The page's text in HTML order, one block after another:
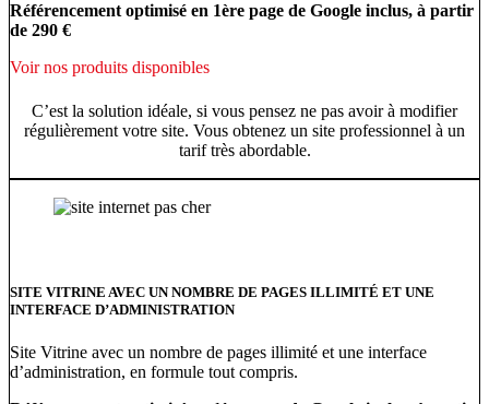
Référencement optimisé en 1ère page de Google inclus, à partir
de 290 €
Voir nos produits disponibles
C’est la solution idéale, si vous pensez ne pas avoir à modifier
régulièrement votre site. Vous obtenez un site professionnel à un
tarif très abordable.
SITE VITRINE AVEC UN NOMBRE DE PAGES ILLIMITÉ ET UNE
INTERFACE D’ADMINISTRATION
Site Vitrine avec un nombre de pages illimité et une interface
d’administration, en formule tout compris.